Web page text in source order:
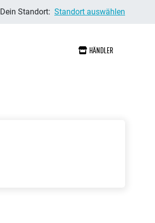
Dein Standort: Standort auswählen
HÄNDLER